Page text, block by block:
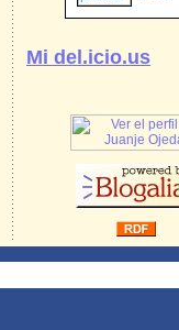
Mi del.icio.us